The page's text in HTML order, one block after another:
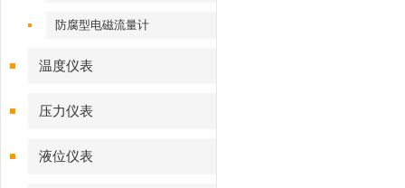
防腐型电磁流量计
温度仪表
压力仪表
液位仪表